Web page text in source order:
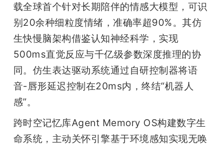
载全球首个针对长期陪伴的情感大模型，可识
别20余种细粒度情绪，准确率超90%。其仿
生快慢脑架构借鉴认知神经科学，实现
500ms直觉反应与千亿级参数深度推理的协
同。仿生表达驱动系统通过自研控制器将语
音-唇形延迟控制在20ms内，终结“机器人
感”。
跨时空记忆库Agent Memory OS构建数字生
命系统，主动关怀引擎基于环境感知实现无唤